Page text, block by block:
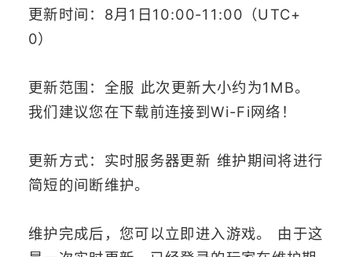
更新时间：8月1日10:00-11:00（UTC+
0）
更新范围：全服 此次更新大小约为1MB。
我们建议您在下载前连接到Wi-Fi网络！
更新方式：实时服务器更新 维护期间将进行
简短的间断维护。
维护完成后，您可以立即进入游戏。 由于这